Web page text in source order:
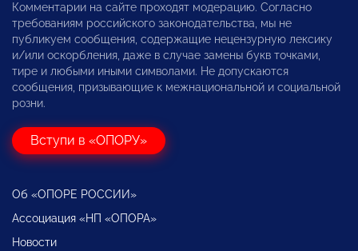
Комментарии на сайте проходят модерацию. Согласно
требованиям российского законодательства, мы не
публикуем сообщения, содержащие нецензурную лексику
и/или оскорбления, даже в случае замены букв точками,
тире и любыми иными символами. Не допускаются
сообщения, призывающие к межнациональной и социальной
розни.
Вступи в «ОПОРУ»
Об «ОПОРЕ РОССИИ»
Ассоциация «НП «ОПОРА»
Новости